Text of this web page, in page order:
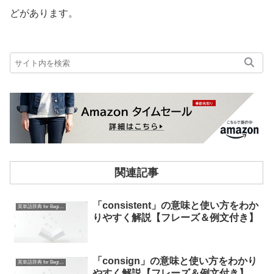
どがあります。
関連記事
英単語辞典 for Beginners
「consistent」の意味と使い方をわか
りやすく解説【フレーズ＆例文付き】
英単語辞典 for Beginners
「consign」の意味と使い方をわかり